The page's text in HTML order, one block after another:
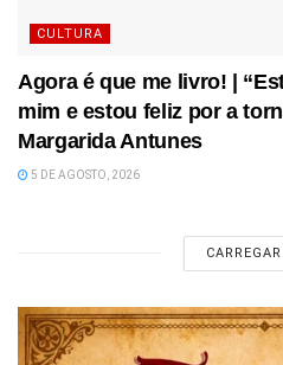
CULTURA
Agora é que me livro! |
mim e estou feliz por a
Margarida Antunes
5 DE AGOSTO, 2026